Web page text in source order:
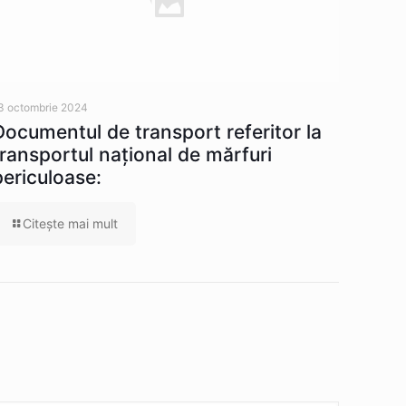
octombrie 2024
de transport referitor la
naţional de mărfuri
Citeşte mai mult